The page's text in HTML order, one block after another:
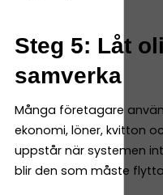
Steg 5: Låt
samverka
Många företagare
ekonomi, löner, kvitton
uppstår när systemen
blir den som måste